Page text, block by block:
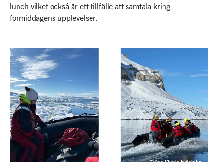
lunch vilket också är ett tillfälle att samtala kring
förmiddagens upplevelser.